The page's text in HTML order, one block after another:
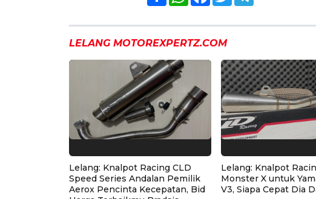
LELANG MOTOREXPERTZ.COM
Lelang: Knalpot Racing CLD
Speed Series Andalan Pemilik
Aerox Pencinta Kecepatan, Bid
Lelang: Knalpot
Monster X untuk
V3, Siapa Cepat Dia